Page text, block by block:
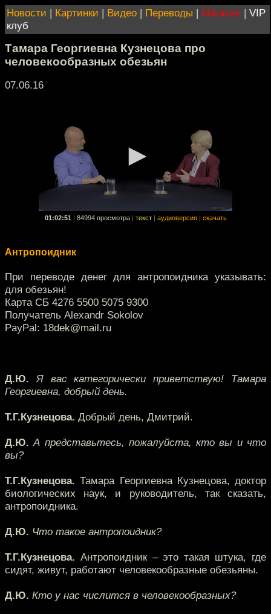
Новости | Картинки | Видео | Переводы | Магазин | VIP
клуб
Тамара Георгиевна Кузнецова про
человекообразных обезьян
07.06.16
01:02:51 84994 просмотра текст аудиоверсия скачать
Антропоидник
При переводе денег для антропоидника указывать:
для обезьян!
Карта СБ 4276 5500 5075 9300
Получатель Alexandr Sokolov
PayPal: 18dek@mail.ru
Д.Ю. Я вас категорически приветствую! Тамара
Георгиевна, добрый день.
Т.Г.Кузнецова. Добрый день, Дмитрий.
Д.Ю. А представьтесь, пожалуйста, кто вы и что
вы?
Т.Г.Кузнецова. Тамара Георгиевна Кузнецова, доктор
биологических наук, и руководитель, так сказать,
антропоидника.
Д.Ю. Что такое антропоидник?
Т.Г.Кузнецова. Антропоидник – это такая штука, где
сидят, живут, работают человекообразные обезьяны.
Д.Ю. Кто у нас числится в человекообразных?